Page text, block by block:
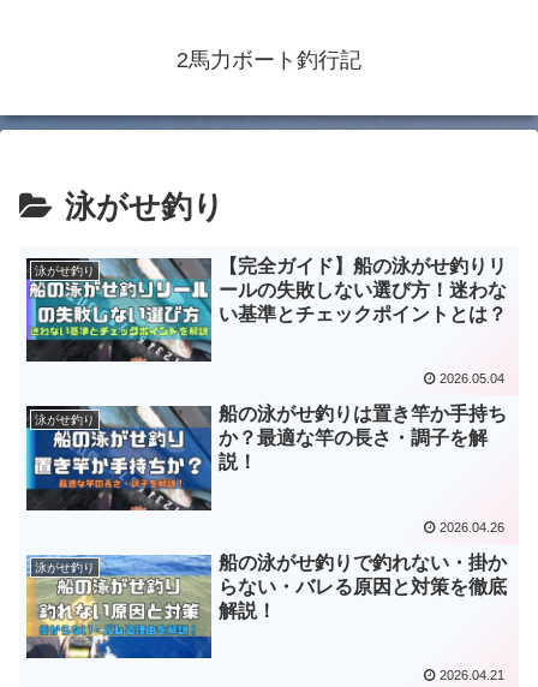
2馬力ボート釣行記
泳がせ釣り
泳がせ釣り
【完全ガイド】船の泳がせ釣りリ
ールの失敗しない選び方！迷わな
い基準とチェックポイントとは？
2026.05.04
泳がせ釣り
船の泳がせ釣りは置き竿か手持ち
か？最適な竿の長さ・調子を解
説！
2026.04.26
泳がせ釣り
船の泳がせ釣りで釣れない・掛か
らない・バレる原因と対策を徹底
解説！
2026.04.21